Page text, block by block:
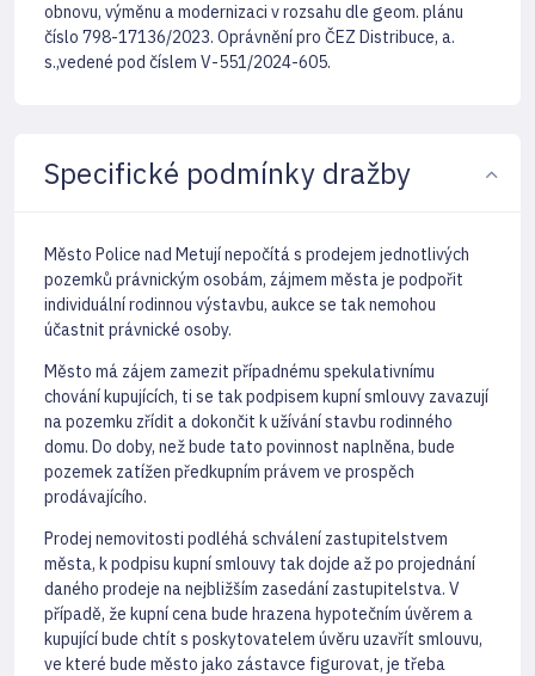
obnovu, výměnu a modernizaci v rozsahu dle geom. plánu
číslo 798-17136/2023. Oprávnění pro ČEZ Distribuce, a.
s.,vedené pod číslem V-551/2024-605.
Specifické podmínky dražby
Město Police nad Metují nepočítá s prodejem jednotlivých
pozemků právnickým osobám, zájmem města je podpořit
individuální rodinnou výstavbu, aukce se tak nemohou
účastnit právnické osoby.
Město má zájem zamezit případnému spekulativnímu
chování kupujících, ti se tak podpisem kupní smlouvy zavazují
na pozemku zřídit a dokončit k užívání stavbu rodinného
domu. Do doby, než bude tato povinnost naplněna, bude
pozemek zatížen předkupním právem ve prospěch
prodávajícího.
Prodej nemovitosti podléhá schválení zastupitelstvem
města, k podpisu kupní smlouvy tak dojde až po projednání
daného prodeje na nejbližším zasedání zastupitelstva. V
případě, že kupní cena bude hrazena hypotečním úvěrem a
kupující bude chtít s poskytovatelem úvěru uzavřít smlouvu,
ve které bude město jako zástavce figurovat, je třeba